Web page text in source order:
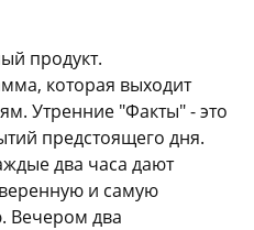
продукт.
которая выходит
Утренние "Факты" - это
предстоящего дня.
два часа дают
и самую
Вечером два